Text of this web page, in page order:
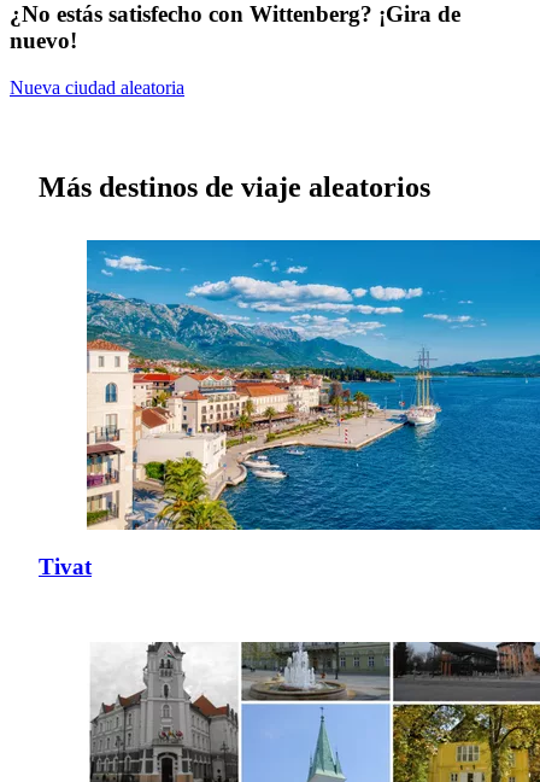
¿No estás satisfecho con Wittenberg? ¡Gira de
nuevo!
Nueva ciudad aleatoria
Más destinos de viaje aleatorios
Tivat